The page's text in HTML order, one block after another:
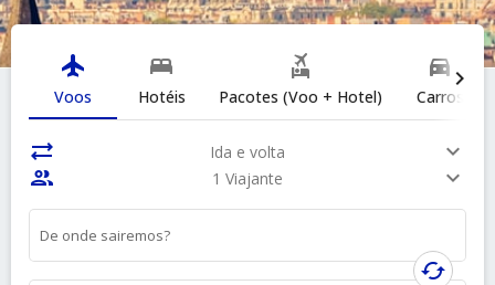
flight
Voos
bed
Hotéis
flights_and_hotels
Pacotes (Voo + Hotel)
directions_car
Carros
sync_alt Ida e volta
expand_more
people
1 Viajante expand_more
De onde sairemos?
cached
chevron_right